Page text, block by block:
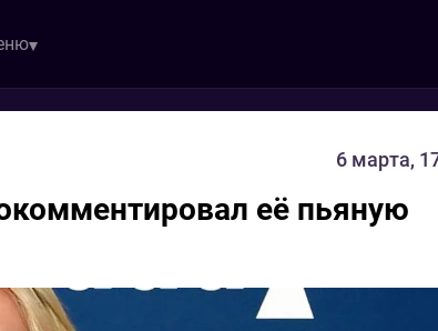
6 марта,
её пьяную